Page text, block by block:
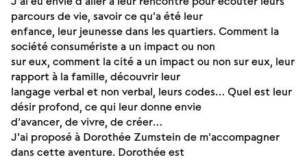
parcours de vie, savoir ce qu’a été leur
enfance, leur jeunesse dans les quartiers. Comment la
société consumériste a un impact ou non
sur eux, comment la cité a un impact ou non sur eux, leur
rapport à la famille, découvrir leur
langage verbal et non verbal, leurs codes… Quel est leur
désir profond, ce qui leur donne envie
d’avancer, de vivre, de créer…
J’ai proposé à Dorothée Zumstein de m’accompagner
dans cette aventure. Dorothée est